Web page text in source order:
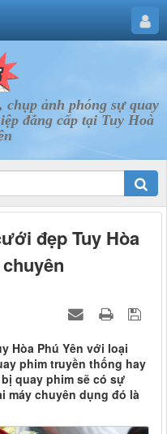
chụp ảnh phóng sự quay
đẳng cấp tại Tuy Hoà
đẹp Tuy Hòa
Hòa Phú Yên với loại
phim truyền thống hay
quay phim sẽ có sự
máy chuyên dụng đó là